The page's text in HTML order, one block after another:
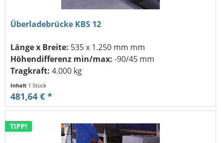
Überladebrücke KBS 12
Länge x Breite: 535 x 1.250 mm mm
Höhendifferenz min/max: -90/45 mm
Tragkraft: 4.000 kg
Inhalt 1 Stück
481,64 € *
TIPP!